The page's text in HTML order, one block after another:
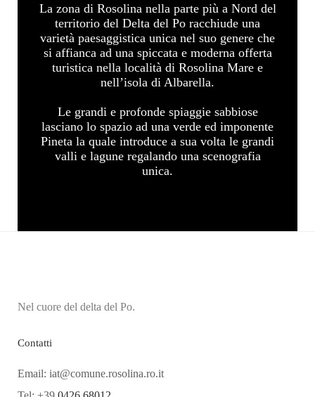
La zona di Rosolina nella parte più a Nord del
territorio del Delta del Po racchiude una
varietà paesaggistica unica nel suo genere che
si affianca ad una spiccata e moderna offerta
turistica nella località di Rosolina Mare e
nell’isola di Albarella.
Le grandi e profonde spiaggie sabbiose
lasciano lo spazio ad una verde ed imponente
Pineta la quale introduce a sua volta le grandi
valli e lagune regalando una scenografia
unica.
Nel cuore del delta del Po.
Contatti
Email: iat@comune.rosolina.ro.it